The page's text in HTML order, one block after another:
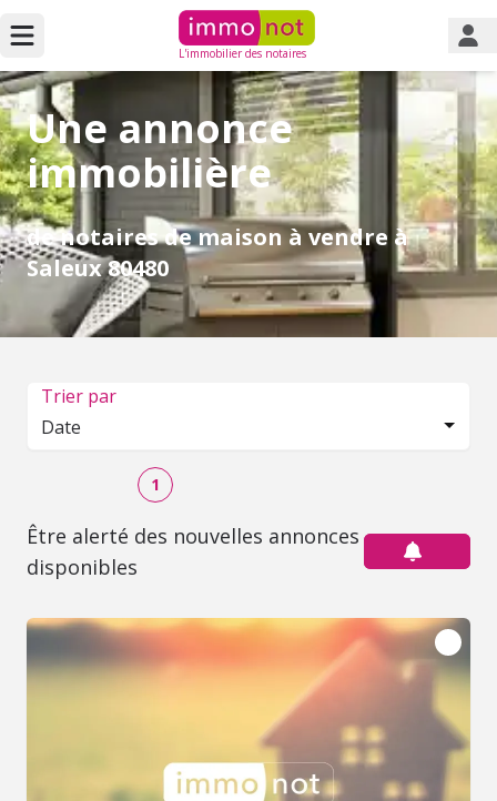
L'immobilier des notaires
Une annonce
immobilière
de notaires de maison à vendre à
Saleux 80480
Trier par
Date
1
Être alerté des nouvelles annonces
disponibles